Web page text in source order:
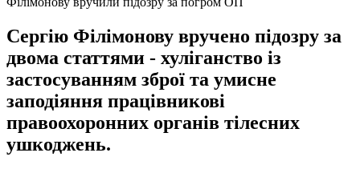
Сергію Філімонову вручено підозру за
двома статтями - хуліганство із
застосуванням зброї та умисне
заподіяння працівникові
правоохоронних органів тілесних
ушкоджень.